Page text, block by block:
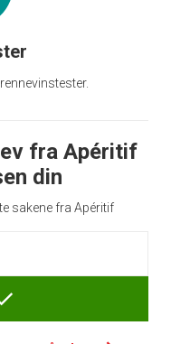
fra Apéritif
din
sakene fra Apéritif